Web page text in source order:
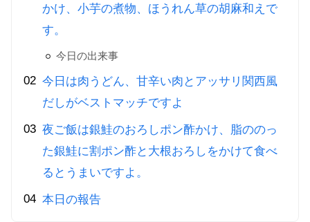
かけ、小芋の煮物、ほうれん草の胡麻和えで
す。
今日の出来事
今日は肉うどん、甘辛い肉とアッサリ関西風
だしがベストマッチですよ
夜ご飯は銀鮭のおろしポン酢かけ、脂ののっ
た銀鮭に割ポン酢と大根おろしをかけて食べ
るとうまいですよ。
本日の報告